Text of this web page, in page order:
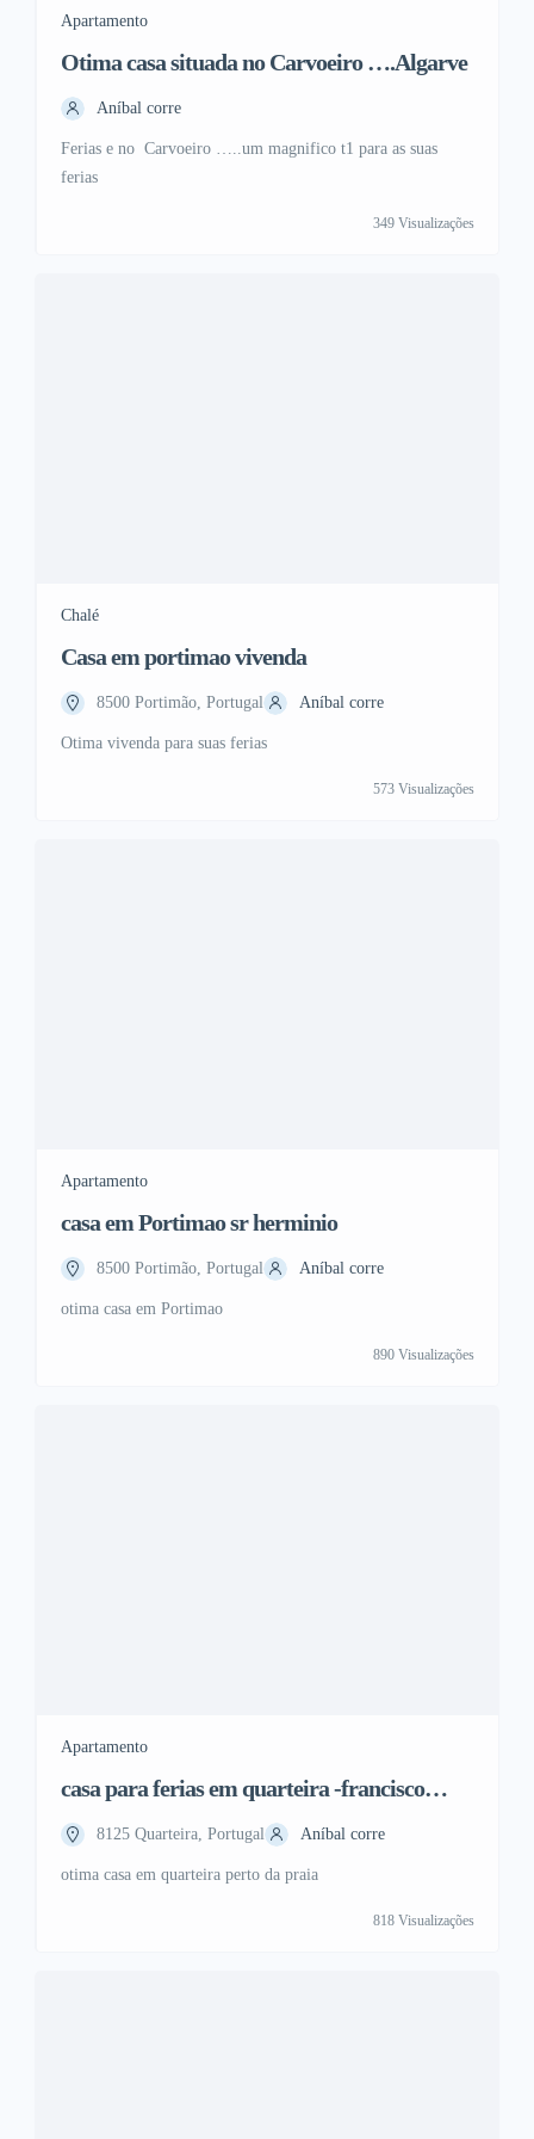
Apartamento
Otima casa situada no Carvoeiro ….Algarve
Aníbal corre
Ferias e no Carvoeiro …..um magnifico t1 para as suas
ferias
349 Visualizações
Chalé
Casa em portimao vivenda
8500 Portimão, Portugal Aníbal corre
Otima vivenda para suas ferias
573 Visualizações
Apartamento
casa em Portimao sr herminio
8500 Portimão, Portugal Aníbal corre
otima casa em Portimao
890 Visualizações
Apartamento
casa para ferias em quarteira -francisco
falou com ela yolanda
8125 Quarteira, Portugal Aníbal corre
otima casa em quarteira perto da praia
818 Visualizações